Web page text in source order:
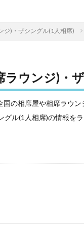
ジ)・ザシングル(1人相席)
ラウンジ)・
国の相席屋や相席ラウ
グル(1人相席)の情報を